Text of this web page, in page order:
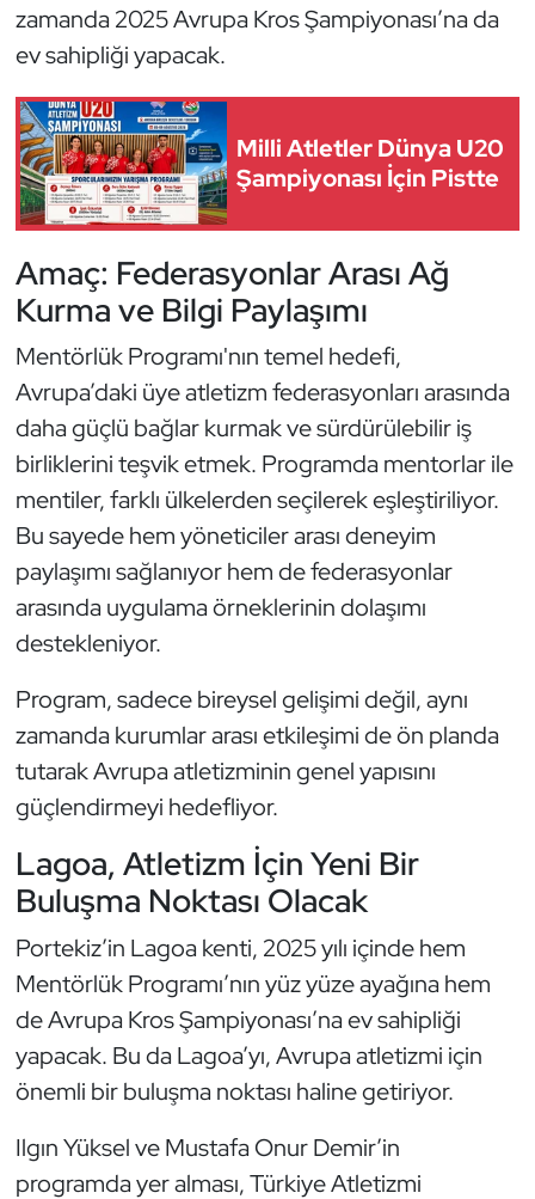
zamanda 2025 Avrupa Kros Şampiyonası’na da
ev sahipliği yapacak.
Milli Atletler Dünya U20
Şampiyonası İçin Pistte
Amaç: Federasyonlar Arası Ağ
Kurma ve Bilgi Paylaşımı
Mentörlük Programı'nın temel hedefi,
Avrupa’daki üye atletizm federasyonları arasında
daha güçlü bağlar kurmak ve sürdürülebilir iş
birliklerini teşvik etmek. Programda mentorlar ile
mentiler, farklı ülkelerden seçilerek eşleştiriliyor.
Bu sayede hem yöneticiler arası deneyim
paylaşımı sağlanıyor hem de federasyonlar
arasında uygulama örneklerinin dolaşımı
destekleniyor.
Program, sadece bireysel gelişimi değil, aynı
zamanda kurumlar arası etkileşimi de ön planda
tutarak Avrupa atletizminin genel yapısını
güçlendirmeyi hedefliyor.
Lagoa, Atletizm İçin Yeni Bir
Buluşma Noktası Olacak
Portekiz’in Lagoa kenti, 2025 yılı içinde hem
Mentörlük Programı’nın yüz yüze ayağına hem
de Avrupa Kros Şampiyonası’na ev sahipliği
yapacak. Bu da Lagoa’yı, Avrupa atletizmi için
önemli bir buluşma noktası haline getiriyor.
Ilgın Yüksel ve Mustafa Onur Demir’in
programda yer alması, Türkiye Atletizmi
Karate
Kempo
Kick Boks
Kürek
Modern Pentatlon
Motor Sporları
Muay Thai
Okçuluk
Optimist
Oryantiring
Özel Sporcular
Paralimpik
Ragbi
Satranç
Sualtı Sporları
Tenis